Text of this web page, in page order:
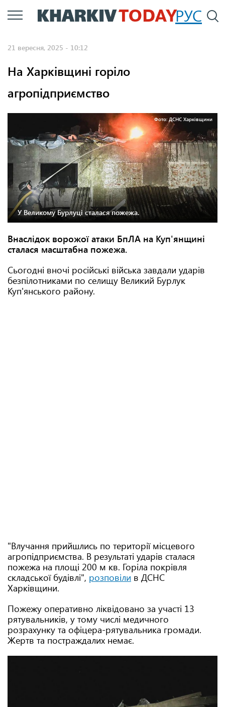
Перейти
до
РУС
21 вересня, 2025 - 10:12
На Харківщині горіло
агропідприємство
Фото: ДСНС Харківщини
У Великому Бурлуці сталася пожежа.
Внаслідок ворожої атаки БпЛА на Куп'янщині
сталася масштабна пожежа.
Сьогодні вночі російські війська завдали ударів
безпілотниками по селищу Великий Бурлук
Куп'янського району.
"Влучання прийшлись по території місцевого
агропідприємства. В результаті ударів сталася
пожежа на площі 200 м кв. Горіла покрівля
складської будівлі", розповіли в ДСНС
Харківщини.
Пожежу оперативно ліквідовано за участі 13
рятувальників, у тому числі медичного
розрахунку та офіцера-рятувальника громади.
Жертв та постраждалих немає.